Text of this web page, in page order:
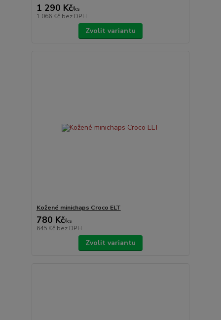
1 290 Kč/ks
1 066 Kč bez DPH
Zvolit variantu
Kožené minichaps Croco ELT
780 Kč/ks
645 Kč bez DPH
Zvolit variantu